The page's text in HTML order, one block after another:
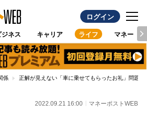
ログイン
ジネス キャリア ライフ マネー
係 正解が見えない「車に乗せてもらったお礼」問題
2022.09.21 16:00 マネーポストWEB